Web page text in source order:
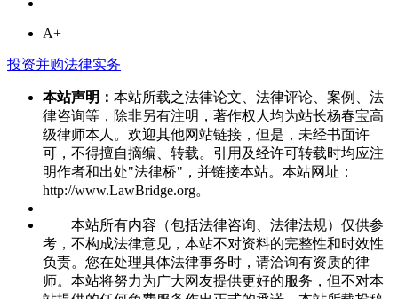
A+
投资并购法律实务
本站声明： 本站所载之法律论文、法律评论、案例、法
律咨询等，除非另有注明，著作权人均为站长杨春宝高
级律师本人。欢迎其他网站链接，但是，未经书面许
可，不得擅自摘编、转载。引用及经许可转载时均应注
明作者和出处"法律桥"，并链接本站。本站网址：
http://www.LawBridge.org。
本站所有内容（包括法律咨询、法律法规）仅供参
考，不构成法律意见，本站不对资料的完整性和时效性
负责。您在处理具体法律事务时，请洽询有资质的律
师。本站将努力为广大网友提供更好的服务，但不对本